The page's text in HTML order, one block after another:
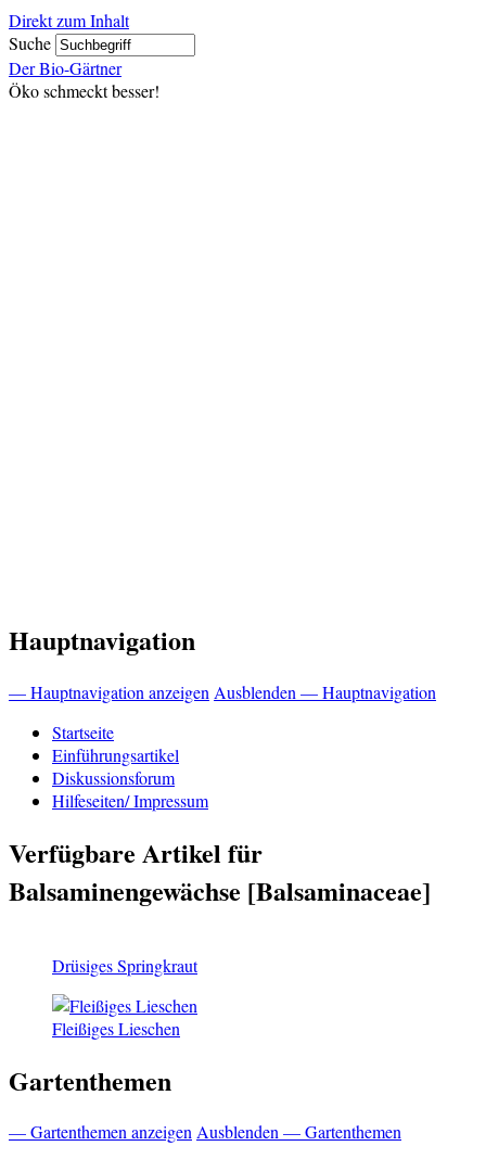
Direkt zum Inhalt
Suche
Der Bio-Gärtner
Öko schmeckt besser!
Hauptnavigation
— Hauptnavigation anzeigen Ausblenden — Hauptnavigation
Startseite
Einführungsartikel
Diskussionsforum
Hilfeseiten/ Impressum
Verfügbare Artikel für
Balsaminengewächse [Balsaminaceae]
Drüsiges Springkraut
Fleißiges Lieschen
Gartenthemen
— Gartenthemen anzeigenAusblenden — Gartenthemen